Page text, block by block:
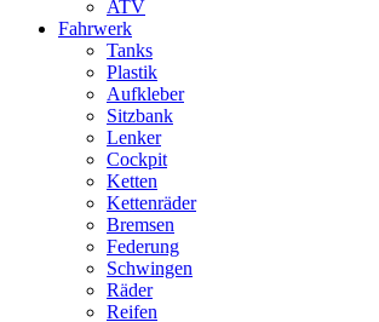
ATV
Fahrwerk
Tanks
Plastik
Aufkleber
Sitzbank
Lenker
Cockpit
Ketten
Kettenräder
Bremsen
Federung
Schwingen
Räder
Reifen